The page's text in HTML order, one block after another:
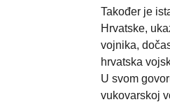
Također je
Hrvatske,
vojnika,
hrvatska
U svom
vukovarskoj